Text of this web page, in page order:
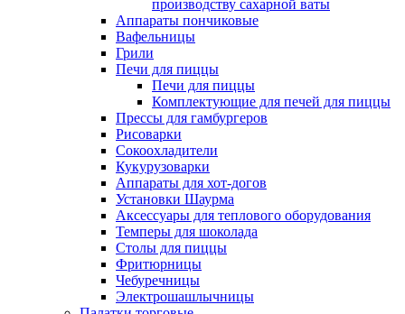
производству сахарной ваты
Аппараты пончиковые
Вафельницы
Грили
Печи для пиццы
Печи для пиццы
Комплектующие для печей для пиццы
Прессы для гамбургеров
Рисоварки
Сокоохладители
Кукурузоварки
Аппараты для хот-догов
Установки Шаурма
Аксессуары для теплового оборудования
Темперы для шоколада
Столы для пиццы
Фритюрницы
Чебуречницы
Электрошашлычницы